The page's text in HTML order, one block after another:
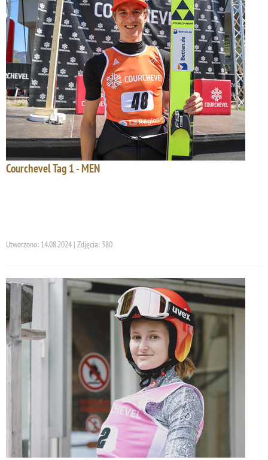
Courchevel Tag 1 - MEN
Utworzono: 14.08.2024 | Zdjęcia: 380